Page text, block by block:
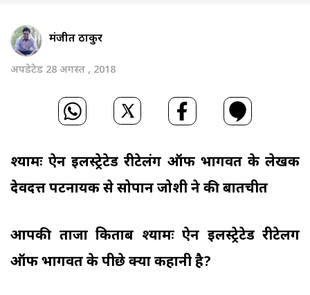
मंजीत ठाकुर
अपडेटेड 28 अगस्त , 2018
श्यामः ऐन इलस्ट्रेटेड रीटेलिंंग ऑफ भागवत के लेखक
देवदत्त पटनायक से सोपान जोशी ने की बातचीत
आपकी ताजा किताब श्यामः ऐन इलस्ट्रेटेड रीटेलिंग
ऑफ भागवत के पीछे क्या कहानी है?